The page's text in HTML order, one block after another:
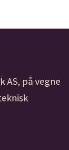
AS, på vegne